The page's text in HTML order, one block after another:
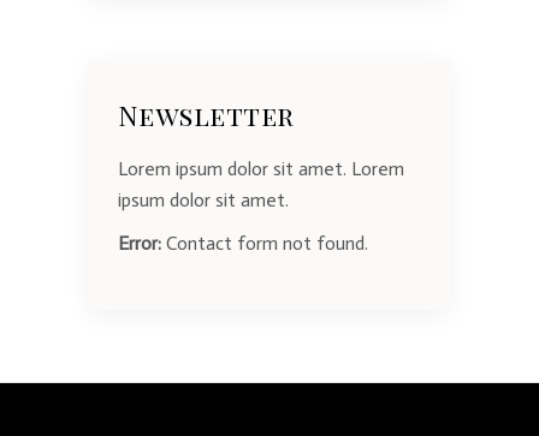
Newsletter
Lorem ipsum dolor sit amet. Lorem
ipsum dolor sit amet.
Error: Contact form not found.